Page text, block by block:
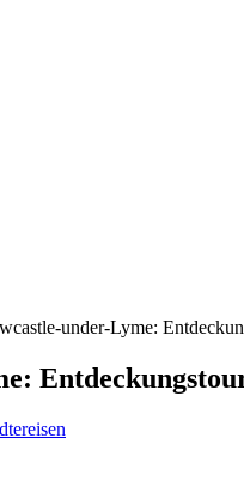
under-Lyme: